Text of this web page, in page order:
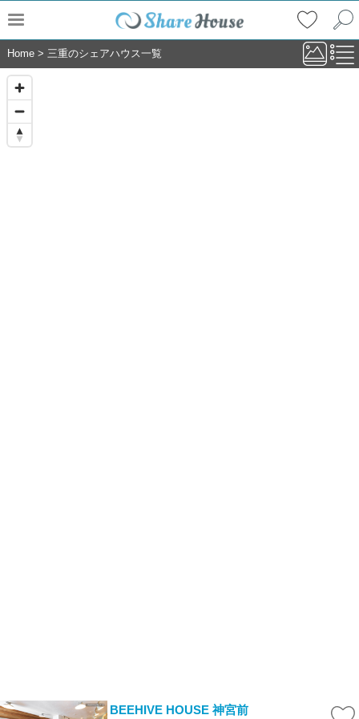
Home > 三重のシェアハウス一覧
BEEHIVE HOUSE 神宮前